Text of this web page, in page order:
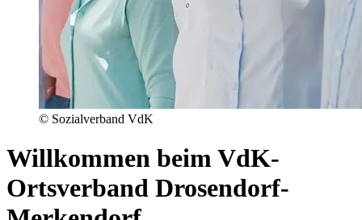
© Sozialverband VdK
Willkommen beim VdK-
Ortsverband Drosendorf-